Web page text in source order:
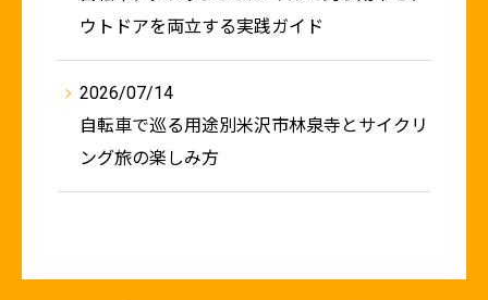
ウトドアを両立する実践ガイド
2026/07/14
自転車で巡る用途別米沢市林泉寺とサイクリ
ング旅の楽しみ方